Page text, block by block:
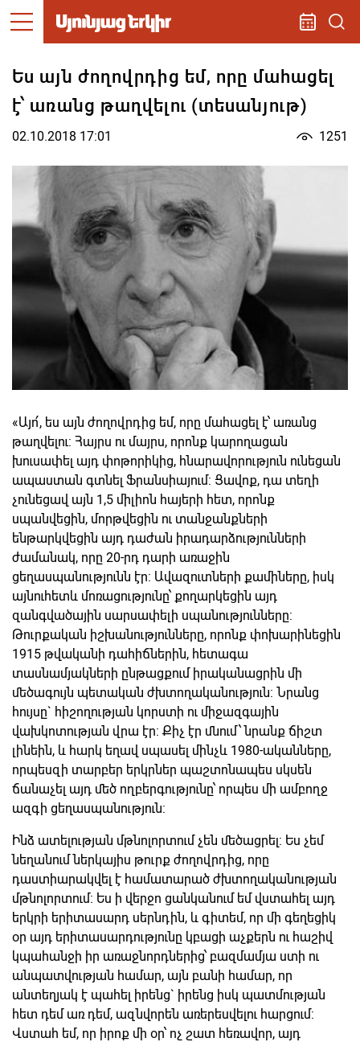
Ես այն ժողովրդից եմ, որը մահացել
է՝ առանց թաղվելու (տեսանյութ)
02.10.2018 17:01 1251
«Այո՛, ես այն ժողովրդից եմ, որը մահացել է՝ առանց
թաղվելու: Հայրս ու մայրս, որոնք կարողացան
խուսափել այդ փոթորիկից, հնարավորություն ունեցան
ապաստան գտնել Ֆրանսիայում: Ցավոք, դա տեղի
չունեցավ այն 1,5 միլիոն հայերի հետ, որոնք
սպանվեցին, մորթվեցին ու տանջանքների
ենթարկվեցին այդ դաժան իրադարձությունների
ժամանակ, որը 20-րդ դարի առաջին
ցեղասպանությունն էր: Ավազուտների քամիները, իսկ
այնուհետև մոռացությունը՝ քողարկեցին այդ
զանգվածային սարսափելի սպանությունները:
Թուրքական իշխանությունները, որոնք փոխարինեցին
1915 թվականի դահիճներին, հետագա
տասնամյակների ընթացքում իրականացրին մի
մեծագույն պետական ժխտողականություն: Նրանց
հույսը` հիշողության կորստի ու միջազգային
վախկոտության վրա էր: Քիչ էր մնում՝ նրանք ճիշտ
լինեին, և հարկ եղավ սպասել մինչև 1980-ականները,
որպեսզի տարբեր երկրներ պաշտոնապես սկսեն
ճանաչել այդ մեծ ողբերգությունը՝ որպես մի ամբողջ
ազգի ցեղասպանություն:
Ինձ ատելության մթնոլորտում չեն մեծացրել: Ես չեմ
նեղանում ներկայիս թուրք ժողովրդից, որը
դաստիարակվել է համատարած ժխտողականության
մթնոլորտում: Ես ի վերջո ցանկանում եմ վստահել այդ
երկրի երիտասարդ սերնդին, և գիտեմ, որ մի գեղեցիկ
օր այդ երիտասարդությունը կբացի աչքերն ու հաշիվ
կպահանջի իր առաջնորդներից՝ բազմամյա ստի ու
անպատվության համար, այն բանի համար, որ
անտեղյակ է պահել իրենց` իրենց իսկ պատմության
հետ դեմ առ դեմ, ազնվորեն առերեսվելու հարցում:
Վստահ եմ, որ իրոք մի օր՝ ոչ շատ հեռավոր, այդ